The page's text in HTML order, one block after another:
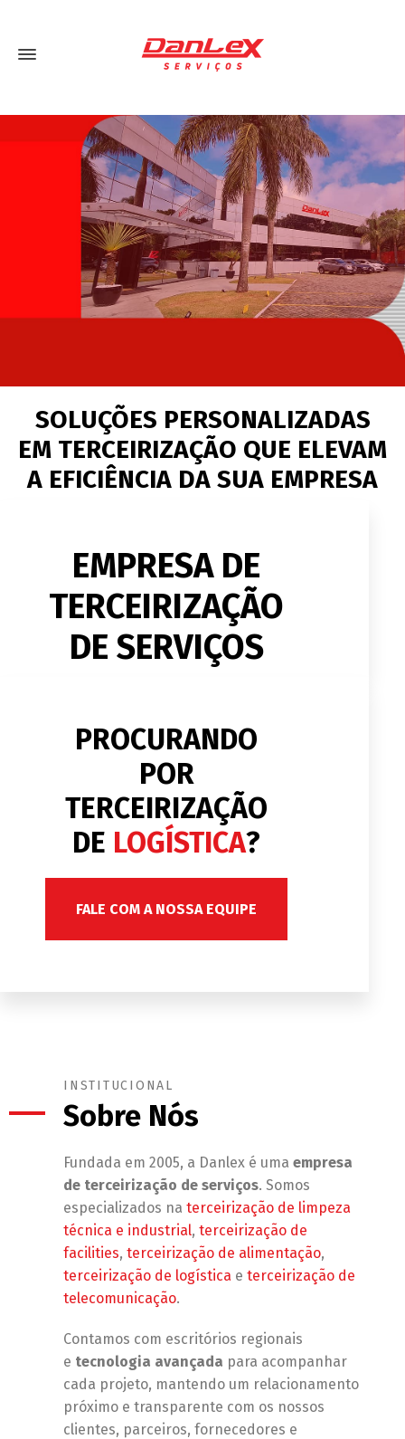
SOLUÇÕES PERSONALIZADAS
EM TERCEIRIZAÇÃO QUE ELEVAM
A EFICIÊNCIA DA SUA EMPRESA
EMPRESA DE
TERCEIRIZAÇÃO
DE SERVIÇOS
PROCURANDO
POR
TERCEIRIZAÇÃO
DE LOGÍSTICA?
FALE COM A NOSSA EQUIPE
INSTITUCIONAL
Sobre Nós
Fundada em 2005, a Danlex é uma empresa
de terceirização de serviços. Somos
especializados na terceirização de limpeza
técnica e industrial, terceirização de
facilities, terceirização de alimentação,
terceirização de logística e terceirização de
telecomunicação.
Contamos com escritórios regionais
e tecnologia avançada para acompanhar
cada projeto, mantendo um relacionamento
próximo e transparente com os nossos
clientes, parceiros, fornecedores e